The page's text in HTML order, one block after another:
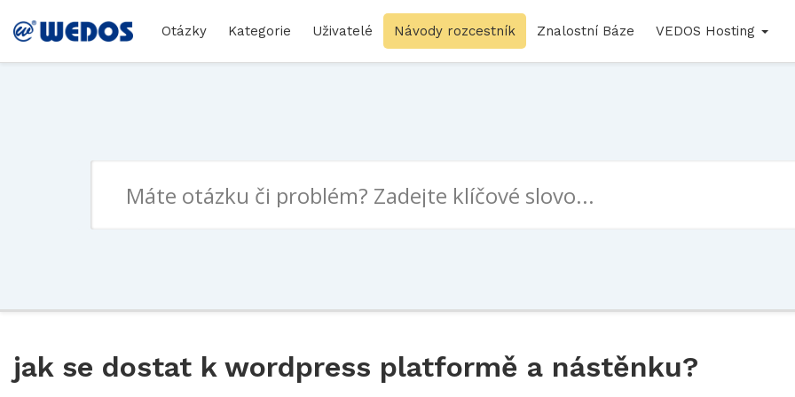
Otázky Kategorie Uživatelé Návody rozcestník Znalostní Báze VEDOS Hosting
jak se dostat k wordpress platformě a nástěnku?